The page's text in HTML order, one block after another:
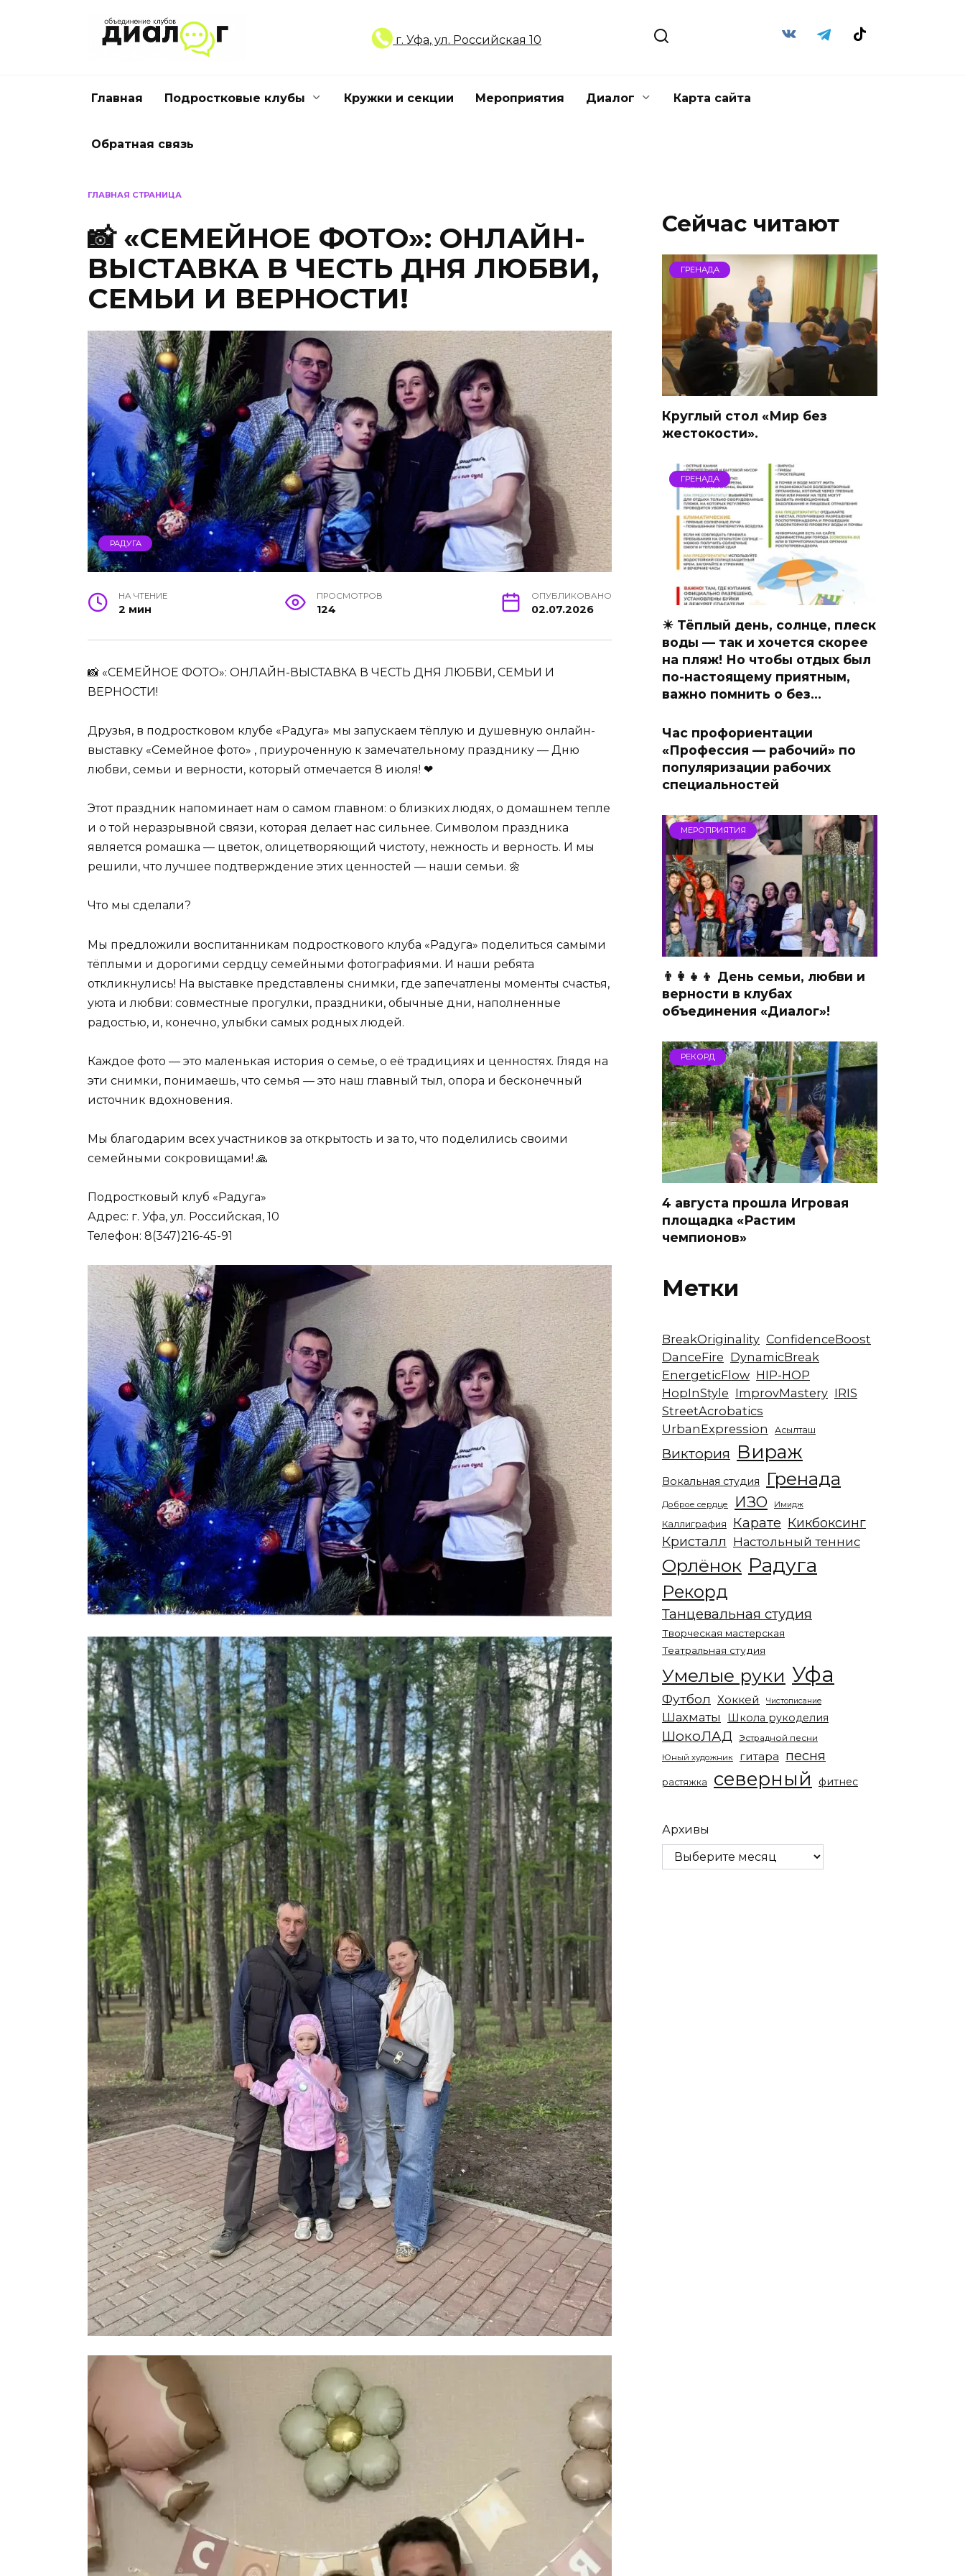
г. Уфа, ул. Российская 10
Главная Подростковые клубы Кружки и секции Мероприятия Диалог Карта сайта
Обратная связь
ГЛАВНАЯ СТРАНИЦА
📸 «СЕМЕЙНОЕ ФОТО»: ОНЛАЙН-
ВЫСТАВКА В ЧЕСТЬ ДНЯ ЛЮБВИ,
СЕМЬИ И ВЕРНОСТИ!
РАДУГА
НА ЧТЕНИЕ
2 мин
ПРОСМОТРОВ
124
ОПУБЛИКОВАНО
02.07.2026
📸 «СЕМЕЙНОЕ ФОТО»: ОНЛАЙН-ВЫСТАВКА В ЧЕСТЬ ДНЯ ЛЮБВИ, СЕМЬИ И
ВЕРНОСТИ!
Друзья, в подростковом клубе «Радуга» мы запускаем тёплую и душевную онлайн-
выставку «Семейное фото» , приуроченную к замечательному празднику — Дню
любви, семьи и верности, который отмечается 8 июля! ❤
Этот праздник напоминает нам о самом главном: о близких людях, о домашнем тепле
и о той неразрывной связи, которая делает нас сильнее. Символом праздника
является ромашка — цветок, олицетворяющий чистоту, нежность и верность. И мы
решили, что лучшее подтверждение этих ценностей — наши семьи. 🌼
Что мы сделали?
Мы предложили воспитанникам подросткового клуба «Радуга» поделиться самыми
тёплыми и дорогими сердцу семейными фотографиями. И наши ребята
откликнулись! На выставке представлены снимки, где запечатлены моменты счастья,
уюта и любви: совместные прогулки, праздники, обычные дни, наполненные
радостью, и, конечно, улыбки самых родных людей.
Каждое фото — это маленькая история о семье, о её традициях и ценностях. Глядя на
эти снимки, понимаешь, что семья — это наш главный тыл, опора и бесконечный
источник вдохновения.
Мы благодарим всех участников за открытость и за то, что поделились своими
семейными сокровищами! 🙏
Подростковый клуб «Радуга»
Адрес: г. Уфа, ул. Российская, 10
Телефон: 8(347)216-45-91
Сейчас читают
ГРЕНАДА
Круглый стол «Мир без
жестокости».
ГРЕНАДА
☀ Тёплый день, солнце, плеск
воды — так и хочется скорее
на пляж! Но чтобы отдых был
по-настоящему приятным,
важно помнить о без…
Час профориентации
«Профессия — рабочий» по
популяризации рабочих
специальностей
МЕРОПРИЯТИЯ
👨‍👩‍👧‍👦 День семьи, любви и
верности в клубах
объединения «Диалог»!
РЕКОРД
4 августа прошла Игровая
площадка «Растим
чемпионов»
Метки
BreakOriginality ConfidenceBoost
DanceFire DynamicBreak
EnergeticFlow HIP-HOP
HopInStyle ImprovMastery IRIS
StreetAcrobatics
UrbanExpression
Асылташ
Виктория Вираж
Вокальная студия Гренада
Доброе сердце ИЗО Имидж
Каллиграфия Карате Кикбоксинг
Кристалл Настольный теннис
Орлёнок Радуга
Рекорд
Танцевальная студия
Творческая мастерская
Театральная студия
Умелые руки Уфа
Футбол Хоккей Чистописание
Шахматы Школа рукоделия
ШокоЛАД
Эстрадной песни
Юный художник
гитара песня
растяжка северный фитнес
Архивы